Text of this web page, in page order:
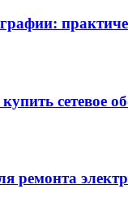
сетевое
ремонта